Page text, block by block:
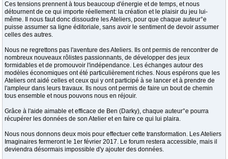
Ces tensions prennent à tous beaucoup d'énergie et de temps, et nous
détournent de ce qui importe réellement: la création et le plaisir du jeu lui-
même. Il nous faut donc dissoudre les Ateliers, pour que chaque auteur°e
puisse assumer sa ligne éditoriale, sans avoir le sentiment de devoir assumer
celles des autres.
Nous ne regrettons pas l'aventure des Ateliers. Ils ont permis de rencontrer de
nombreux nouveaux rôlistes passionnants, de développer des jeux
formidables et de promouvoir l'indépendance. Les échanges autour des
modèles économiques ont été particulièrement riches. Nous espérons que les
Ateliers ont aidé celles et ceux qui y ont participé à se lancer et à prendre de
l'ampleur dans leurs travaux. Ils nous ont permis de faire un bout de chemin
tous ensemble et nous pouvons nous en réjouir.
Grâce à l'aide aimable et efficace de Ben (Darky), chaque auteur°e pourra
récupérer les données de son Atelier et en faire ce qui lui plaira.
Nous nous donnons deux mois pour effectuer cette transformation. Les Ateliers
Imaginaires fermeront le 1er février 2017. Le forum restera accessible, mais il
deviendra désormais impossible d'y ajouter des données.